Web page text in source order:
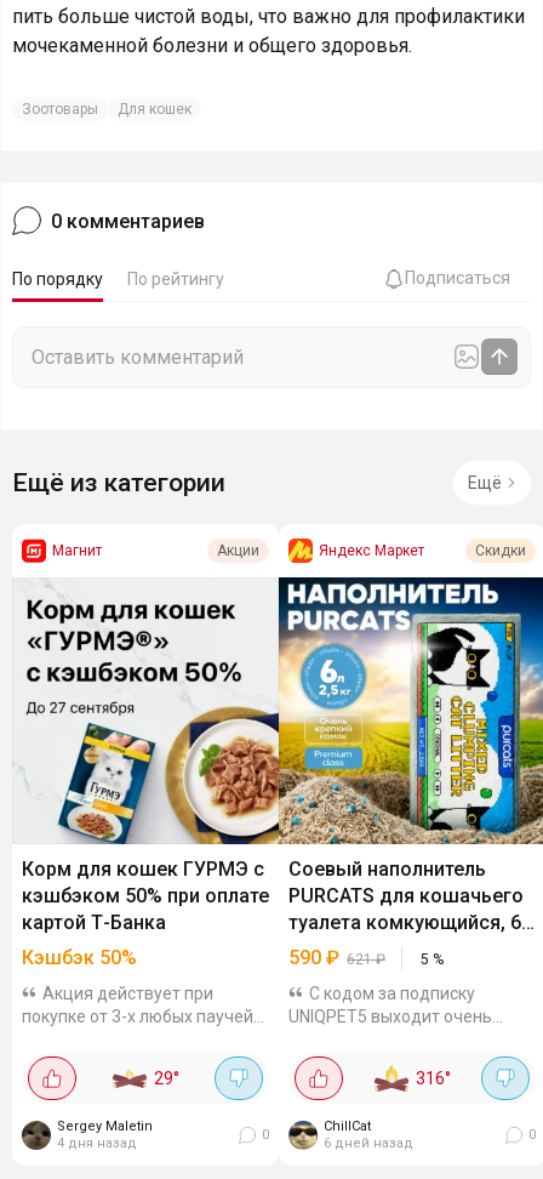
пить больше чистой воды, что важно для профилактики
мочекаменной болезни и общего здоровья.
Зоотовары Для кошек
0 комментариев
По порядку По рейтингу Подписаться
Ещё из категории Ещё
Магнит Акции
Корм для кошек ГУРМЭ с
кэшбэком 50% при оплате
картой Т-Банка
Кэшбэк 50%
Акция действует при
покупке от 3-х любых паучей
онлайн магазинах, кроме
Wildberries. Максимум вернут
29°
Sergey Maletin
4 дня назад
0
Яндекс Маркет Скидки
Соевый наполнитель
PURCATS для кошачьего
туалета комкующийся, 6
л
590 ₽ 621₽ 5 %
С кодом за подписку
UNIQPET5 выходит очень
площадках от тысячи стоит к
примеру, WBНатуральный
бентонита с
дезодорирующими...
316°
ChillCat
6 дней назад
0